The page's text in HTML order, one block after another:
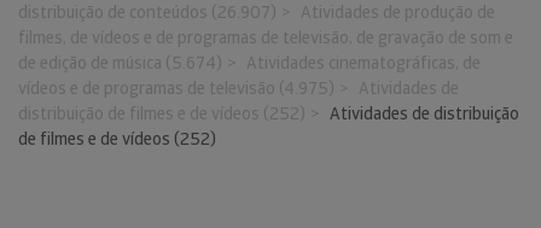
distribuição de conteúdos (26.907)
Atividades de produção de
filmes, de vídeos e de programas de televisão, de gravação de som e
de edição de música (5.674)
Atividades cinematográficas, de
vídeos e de programas de televisão (4.975)
Atividades de
distribuição de filmes e de vídeos (252)
Atividades de distribuição
de filmes e de vídeos (252)